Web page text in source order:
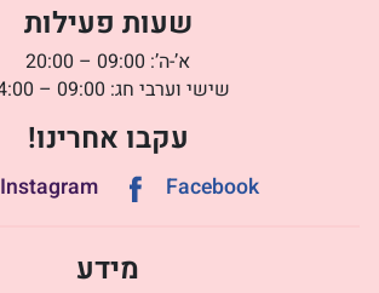
שעות פעילות
א’-ה’: 09:00 – 20:00
שישי וערבי חג: 09:00 – 14:00
עקבו אחרינו!
Facebook
Instagram
מידע